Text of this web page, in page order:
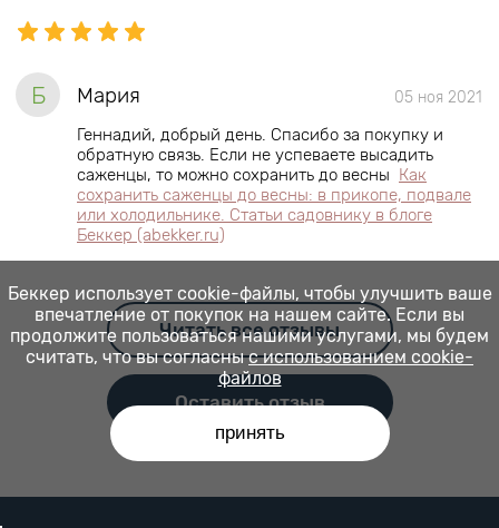
Б Мария 05 ноя 2021
Геннадий, добрый день. Спасибо за покупку и
обратную связь. Если не успеваете высадить
саженцы, то можно сохранить до весны Как
сохранить саженцы до весны: в прикопе, подвале
или холодильнике. Статьи садовнику в блоге
Беккер (abekker.ru)
Читать все отзывы
Оставить отзыв
Беккер использует cookie-файлы, чтобы улучшить ваше
впечатление от покупок на нашем сайте. Если вы
продолжите пользоваться нашими услугами, мы будем
считать, что вы согласны с использованием cookie-
файлов
принять